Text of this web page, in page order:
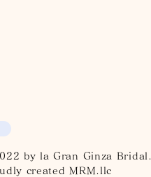
by la Gran Ginza Bridal.
created MRM.llc